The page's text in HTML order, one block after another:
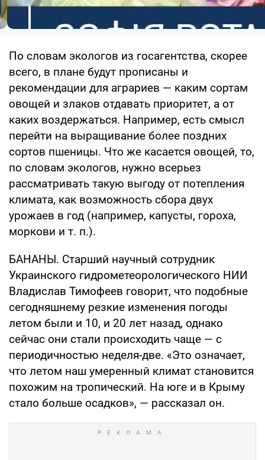
По словам экологов из госагентства, скорее
всего, в плане будут прописаны и
рекомендации для аграриев — каким сортам
овощей и злаков отдавать приоритет, а от
каких воздержаться. Например, есть смысл
перейти на выращивание более поздних
сортов пшеницы. Что же касается овощей, то,
по словам экологов, нужно всерьез
рассматривать такую выгоду от потепления
климата, как возможность сбора двух
урожаев в год (например, капусты, гороха,
моркови и т. п.).
БАНАНЫ. Старший научный сотрудник
Украинского гидрометеорологического НИИ
Владислав Тимофеев говорит, что подобные
сегодняшнему резкие изменения погоды
летом были и 10, и 20 лет назад, однако
сейчас они стали происходить чаще — с
периодичностью неделя-две. «Это означает,
что летом наш умеренный климат становится
похожим на тропический. На юге и в Крыму
стало больше осадков», — рассказал он.